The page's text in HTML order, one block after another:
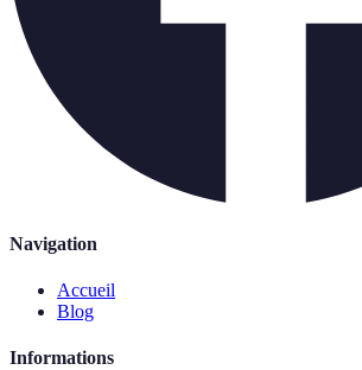
Navigation
Accueil
Blog
Informations